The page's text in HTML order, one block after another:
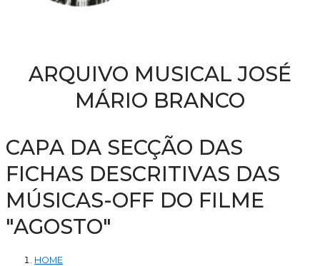
ARQUIVO MUSICAL JOSÉ
MÁRIO BRANCO
CAPA DA SECÇÃO DAS
FICHAS DESCRITIVAS DAS
MÚSICAS-OFF DO FILME
"AGOSTO"
HOME